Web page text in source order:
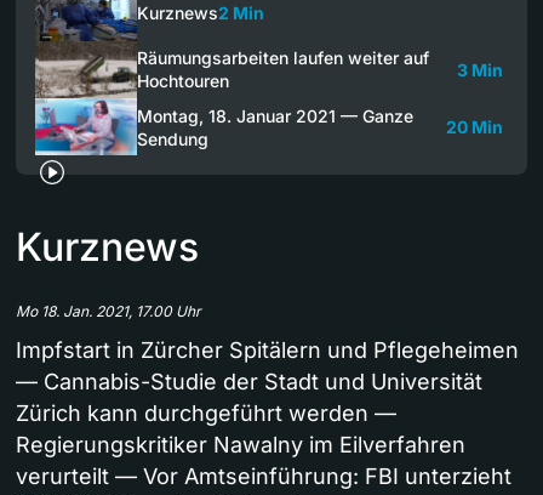
Kurznews2 Min
Räumungsarbeiten laufen weiter auf
Hochtouren
3 Min
Montag, 18. Januar 2021 — Ganze
Sendung
20 Min
Kurznews
Mo 18. Jan. 2021, 17.00 Uhr
Impfstart in Zürcher Spitälern und Pflegeheimen
— Cannabis-Studie der Stadt und Universität
Zürich kann durchgeführt werden —
Regierungskritiker Nawalny im Eilverfahren
verurteilt — Vor Amtseinführung: FBI unterzieht